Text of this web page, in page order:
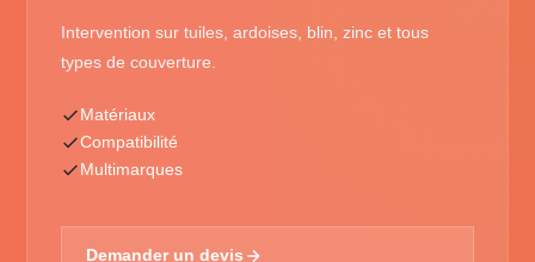
Intervention sur tuiles, ardoises, blin, zinc et tous
types de couverture.
Matériaux
Compatibilité
Multimarques
Demander un devis